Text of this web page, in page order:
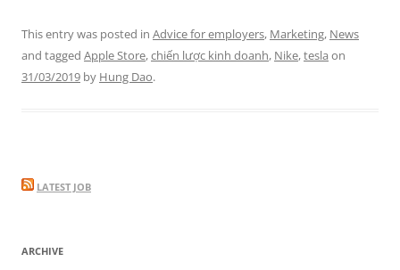
This entry was posted in Advice for employers, Marketing, News
and tagged Apple Store,chiến lược kinh doanh, Nike,tesla on
31/03/2019 by Hung Dao.
LATEST JOB
ARCHIVE